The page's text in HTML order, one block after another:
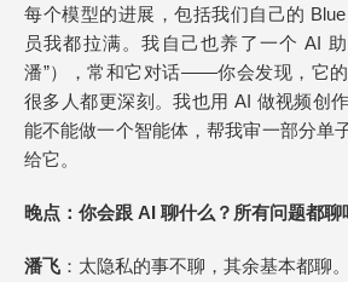
每个模型的进展，包括我们自己的
员我都拉满。我自己也养了一个 AI
潘”），常和它对话——你会发现，它
很多人都更深刻。我也用 AI 做视频创
能不能做一个智能体，帮我审一部分单
给它。
晚点 ：你会跟 AI 聊什么？所有问题都聊
潘飞 ：太隐私的事不聊，其余基本都聊。